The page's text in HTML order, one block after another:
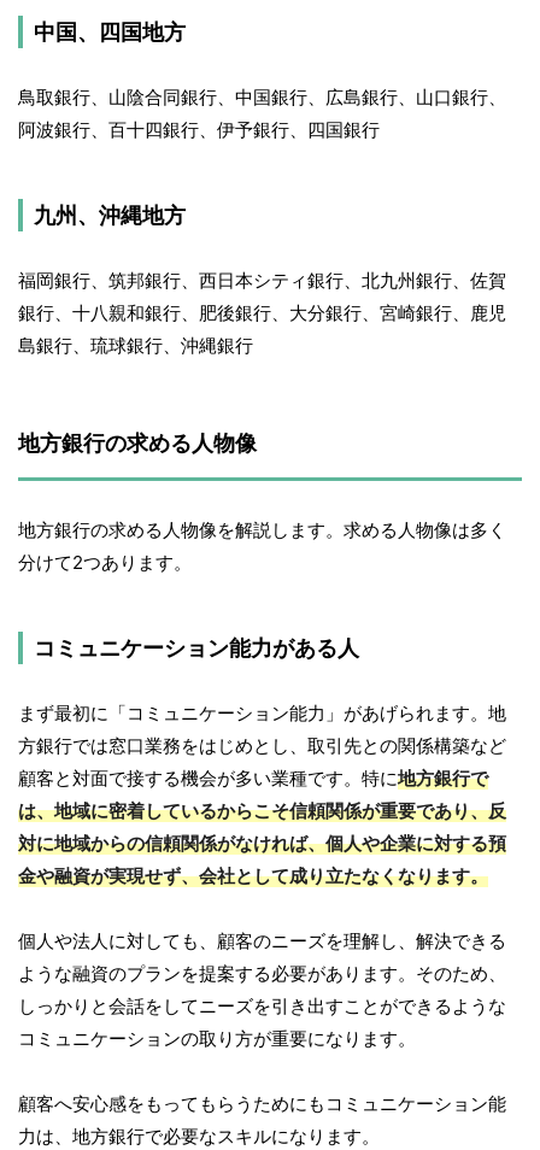
中国、四国地方
鳥取銀行、山陰合同銀行、中国銀行、広島銀行、山口銀行、
阿波銀行、百十四銀行、伊予銀行、四国銀行
九州、沖縄地方
福岡銀行、筑邦銀行、西日本シティ銀行、北九州銀行、佐賀
銀行、十八親和銀行、肥後銀行、大分銀行、宮崎銀行、鹿児
島銀行、琉球銀行、沖縄銀行
地方銀行の求める人物像
地方銀行の求める人物像を解説します。求める人物像は多く
分けて2つあります。
コミュニケーション能力がある人
まず最初に「コミュニケーション能力」があげられます。地
方銀行では窓口業務をはじめとし、取引先との関係構築など
顧客と対面で接する機会が多い業種です。特に地方銀行で
は、地域に密着しているからこそ信頼関係が重要であり、反
対に地域からの信頼関係がなければ、個人や企業に対する預
金や融資が実現せず、会社として成り立たなくなります。
個人や法人に対しても、顧客のニーズを理解し、解決できる
ような融資のプランを提案する必要があります。そのため、
しっかりと会話をしてニーズを引き出すことができるような
コミュニケーションの取り方が重要になります。
顧客へ安心感をもってもらうためにもコミュニケーション能
力は、地方銀行で必要なスキルになります。